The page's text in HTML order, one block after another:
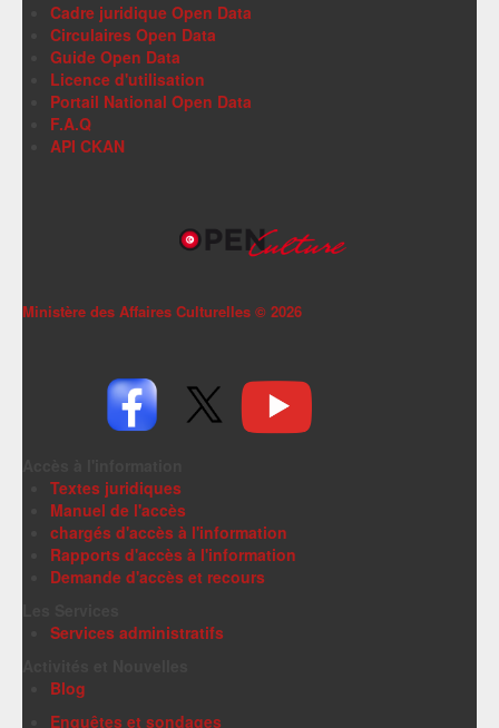
Cadre juridique Open Data
Circulaires Open Data
Guide Open Data
Licence d'utilisation
Portail National Open Data
F.A.Q
API CKAN
Ministère des Affaires Culturelles © 2026
Textes juridiques
Manuel de l'accès
chargés d'accès à l'information
Rapports d'accès à l'information
Demande d'accès et recours
Services administratifs
Blog
Enquêtes et sondages